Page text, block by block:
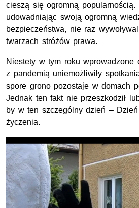
cieszą się ogromną popularnością.
udowadniając swoją ogromną
bezpieczeństwa, nie raz
twarzach stróżów prawa.
Niestety w tym roku wprowadzone
z pandemią uniemożliwiły
spore grono pozostaje w domach
Jednak ten fakt nie przeszkodził
by w ten szczególny dzień –
życzenia.